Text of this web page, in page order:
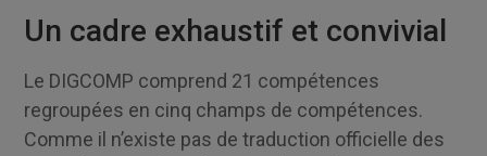
Un cadre exhaustif et convivial
Le DIGCOMP comprend 21 compétences
regroupées en cinq champs de compétences.
Comme il n’existe pas de traduction officielle des